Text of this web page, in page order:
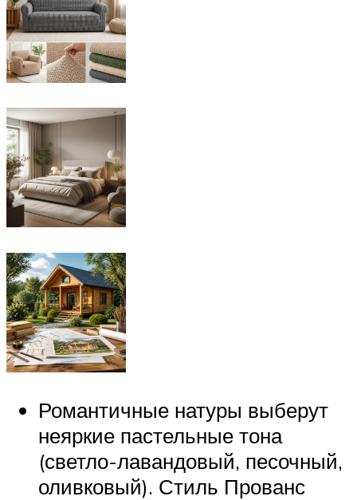
Романтичные натуры выберут
неяркие пастельные тона
(светло-лавандовый, песочный,
оливковый). Стиль Прованс